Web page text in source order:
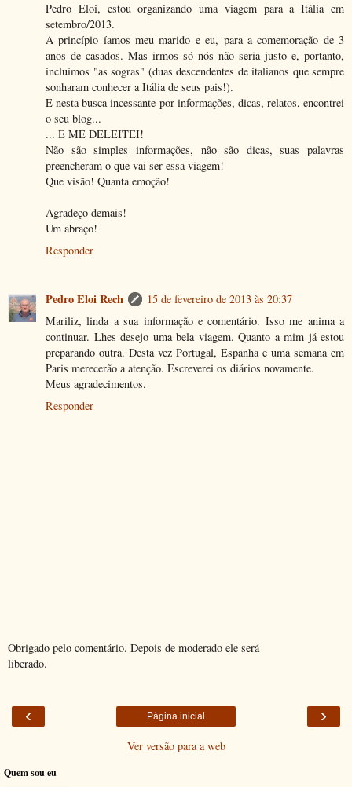
Pedro Eloi, estou organizando uma viagem para a Itália em
setembro/2013.
A princípio íamos meu marido e eu, para a comemoração de 3
anos de casados. Mas irmos só nós não seria justo e, portanto,
incluímos "as sogras" (duas descendentes de italianos que sempre
sonharam conhecer a Itália de seus pais!).
E nesta busca incessante por informações, dicas, relatos, encontrei
o seu blog...
... E ME DELEITEI!
Não são simples informações, não são dicas, suas palavras
preencheram o que vai ser essa viagem!
Que visão! Quanta emoção!
Agradeço demais!
Um abraço!
Responder
Pedro Eloi Rech
15 de fevereiro de 2013 às 20:37
Mariliz, linda a sua informação e comentário. Isso me anima a
continuar. Lhes desejo uma bela viagem. Quanto a mim já estou
preparando outra. Desta vez Portugal, Espanha e uma semana em
Paris merecerão a atenção. Escreverei os diários novamente.
Meus agradecimentos.
Responder
Obrigado pelo comentário. Depois de moderado ele será
liberado.
‹ ›
Página inicial
Ver versão para a web
Quem sou eu